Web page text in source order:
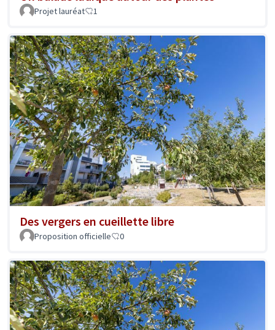
Projet lauréat 1
Des vergers en cueillette libre
Proposition officielle 0